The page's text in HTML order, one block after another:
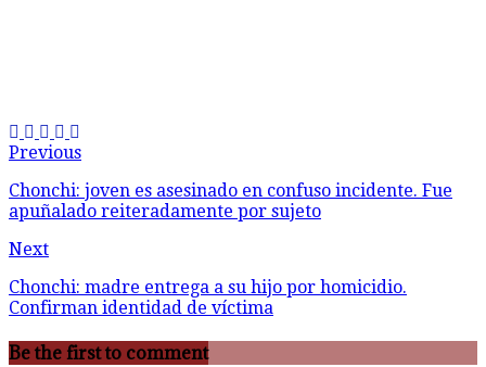
Previous
Chonchi: joven es asesinado en confuso incidente. Fue
apuñalado reiteradamente por sujeto
Next
Chonchi: madre entrega a su hijo por homicidio.
Confirman identidad de víctima
Be the first to comment